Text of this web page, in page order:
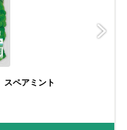
ペアミント